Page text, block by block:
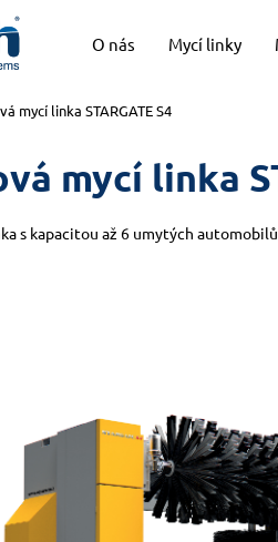
O nás Mycí linky
mycí linka STARGATE S4
mycí linka
s kapacitou až 6 umytých